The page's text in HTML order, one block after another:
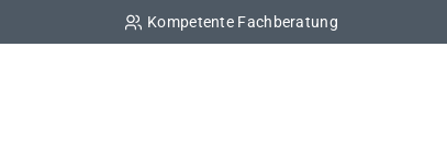
Kompetente Fachberatung